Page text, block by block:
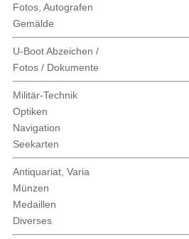
Fotos, Autografen
Gemälde
U-Boot Abzeichen /
Fotos / Dokumente
Militär-Technik
Optiken
Navigation
Seekarten
Antiquariat, Varia
Münzen
Medaillen
Diverses